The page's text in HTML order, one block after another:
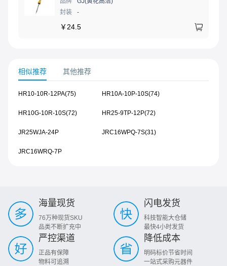
封装
-
￥ 24.5
相似推荐 其他推荐
HR10-10R-12PA(75) HR10A-10P-10S(74)
HR10G-10R-10S(72) HR25-9TP-12P(72)
JR25WJA-24P JRC16WPQ-7S(31)
JRC16WRQ-7P
海量现货
76万种现货SKU
品类不断扩充中
闪电发货
科技智能大仓储
最快4小时发货
严控渠道
正品有保障
物料可追溯
降低成本
明码标价节省时间
一站式采购元器件